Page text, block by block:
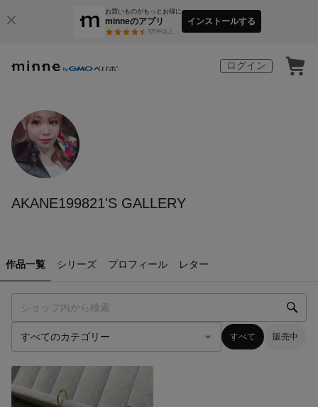
お買いものがもっとお得に
minneのアプリ
3万件以上
インストールする
ログイン
AKANE199821'S GALLERY
作品一覧 シリーズ プロフィール レター
すべて 販売中